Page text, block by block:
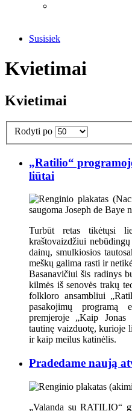
Susisiek
Kvietimai
Kvietimai
Rodyti po
„Ratilio“
liūtai
Turbūt retas tikėtųsi
kraštovaizdžiui
dainų, smulkiosios
meškų galima rasti ir
Basanavičiui šis radinys
kilmės iš senovės trakų
folkloro ansambliui
pasakojimų programą
premjeroje „Kaip
tautinę vaizduotę, kurioje
ir kaip meilus katinėlis.
Pradedame naują
„Valanda su RATILIO“